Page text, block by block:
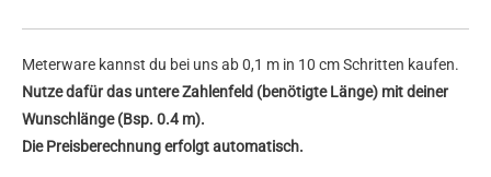
Meterware kannst du bei uns ab 0,1 m in 10 cm Schritten kaufen.
Nutze dafür das untere Zahlenfeld (benötigte Länge) mit deiner
Wunschlänge (Bsp. 0.4 m).
Die Preisberechnung erfolgt automatisch.